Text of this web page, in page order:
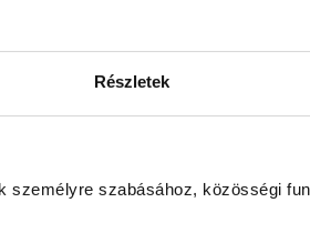
Részletek
személyre szabásához, közösségi